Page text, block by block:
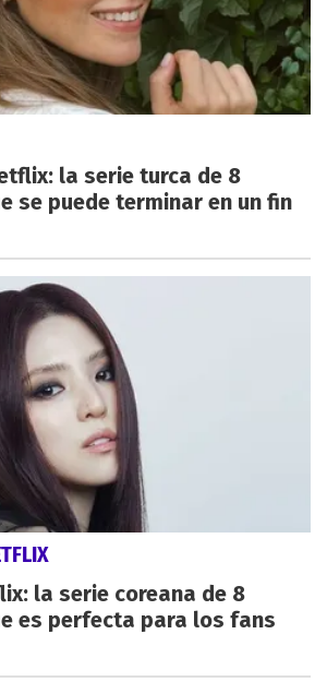
la serie turca de 8
se puede terminar en un fin
la serie coreana de 8
es perfecta para los fans